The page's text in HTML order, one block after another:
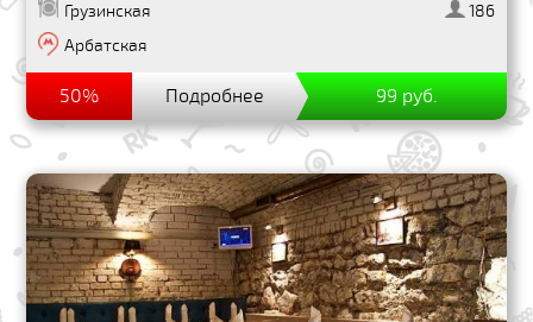
Грузинская
Арбатская
186
50% Подробнее 99 руб.